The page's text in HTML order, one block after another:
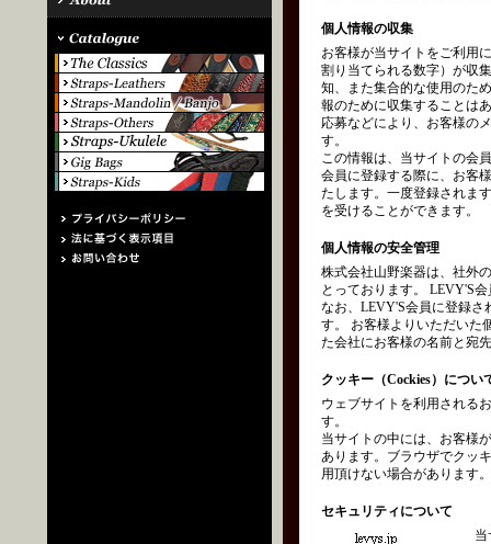
個人情報の収集
お客様が当サイトをご利用
割り当てられる数字）が収
知、また集合的な使用のた
報のために収集することは
応募などにより、お客様の
す。
この情報は、当サイトの会
会員に登録する際に、お客
たします。一度登録されま
を受けることができます。
個人情報の安全管理
株式会社山野楽器は、社外
とっております。 LEVY'S
なお、LEVY'S会員に登録さ
す。 お客様よりいただいた
た会社にお客様の名前と宛
クッキー（Cockies）につい
ウェブサイトを利用される
す。
当サイトの中には、お客様
あります。ブラウザでクッ
用頂けない場合があります。
セキュリティについて